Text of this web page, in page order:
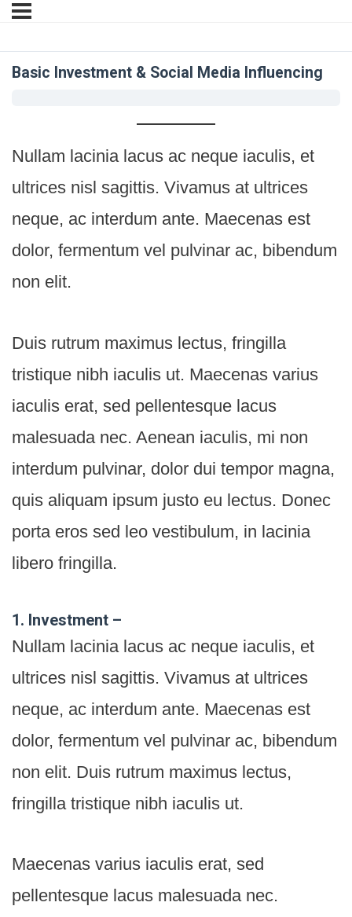
Basic Investment & Social Media Influencing
Nullam lacinia lacus ac neque iaculis, et
ultrices nisl sagittis. Vivamus at ultrices
neque, ac interdum ante. Maecenas est
dolor, fermentum vel pulvinar ac, bibendum
non elit.
Duis rutrum maximus lectus, fringilla
tristique nibh iaculis ut. Maecenas varius
iaculis erat, sed pellentesque lacus
malesuada nec. Aenean iaculis, mi non
interdum pulvinar, dolor dui tempor magna,
quis aliquam ipsum justo eu lectus. Donec
porta eros sed leo vestibulum, in lacinia
libero fringilla.
1. Investment –
Nullam lacinia lacus ac neque iaculis, et
ultrices nisl sagittis. Vivamus at ultrices
neque, ac interdum ante. Maecenas est
dolor, fermentum vel pulvinar ac, bibendum
non elit. Duis rutrum maximus lectus,
fringilla tristique nibh iaculis ut.
Maecenas varius iaculis erat, sed
pellentesque lacus malesuada nec.